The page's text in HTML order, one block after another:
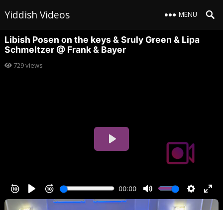
Yiddish Videos MENU
Libish Posen on the keys & Sruly Green & Lipa
Schmeltzer @ Frank & Bayer
729views